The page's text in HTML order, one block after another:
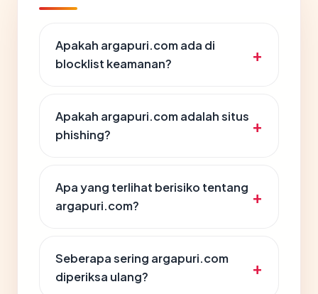
Apakah argapuri.com ada di
blocklist keamanan?
Apakah argapuri.com adalah situs
phishing?
Apa yang terlihat berisiko tentang
argapuri.com?
Seberapa sering argapuri.com
diperiksa ulang?